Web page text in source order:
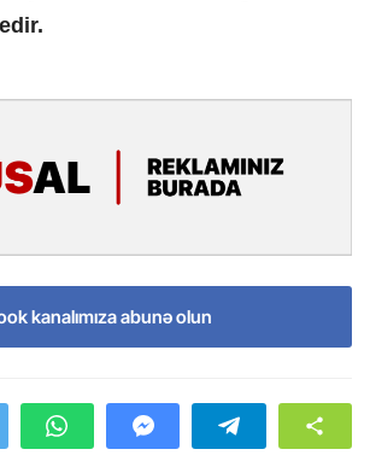
kanalımıza abunə olun